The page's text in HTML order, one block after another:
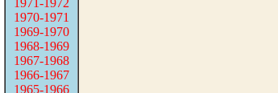
1971-1972
1970-1971
1969-1970
1968-1969
1967-1968
1966-1967
1965-1966